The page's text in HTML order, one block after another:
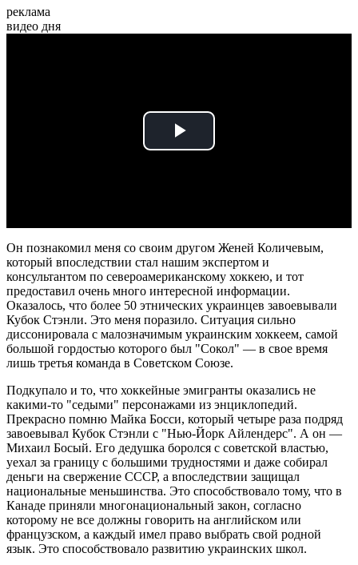
реклама
видео дня
Play
Он познакомил меня со своим другом Женей Количевым,
который впоследствии стал нашим экспертом и
консультантом по североамериканскому хоккею, и тот
предоставил очень много интересной информации.
Оказалось, что более 50 этнических украинцев завоевывали
Кубок Стэнли. Это меня поразило. Ситуация сильно
диссонировала с малозначимым украинским хоккеем, самой
большой гордостью которого был "Сокол" — в свое время
лишь третья команда в Советском Союзе.
Подкупало и то, что хоккейные эмигранты оказались не
какими-то "седыми" персонажами из энциклопедий.
Прекрасно помню Майка Босси, который четыре раза подряд
завоевывал Кубок Стэнли с "Нью-Йорк Айлендерс". А он —
Михаил Босый. Его дедушка боролся с советской властью,
уехал за границу с большими трудностями и даже собирал
деньги на свержение СССР, а впоследствии защищал
национальные меньшинства. Это способствовало тому, что в
Канаде приняли многонациональный закон, согласно
которому не все должны говорить на английском или
французском, а каждый имел право выбрать свой родной
язык. Это способствовало развитию украинских школ.